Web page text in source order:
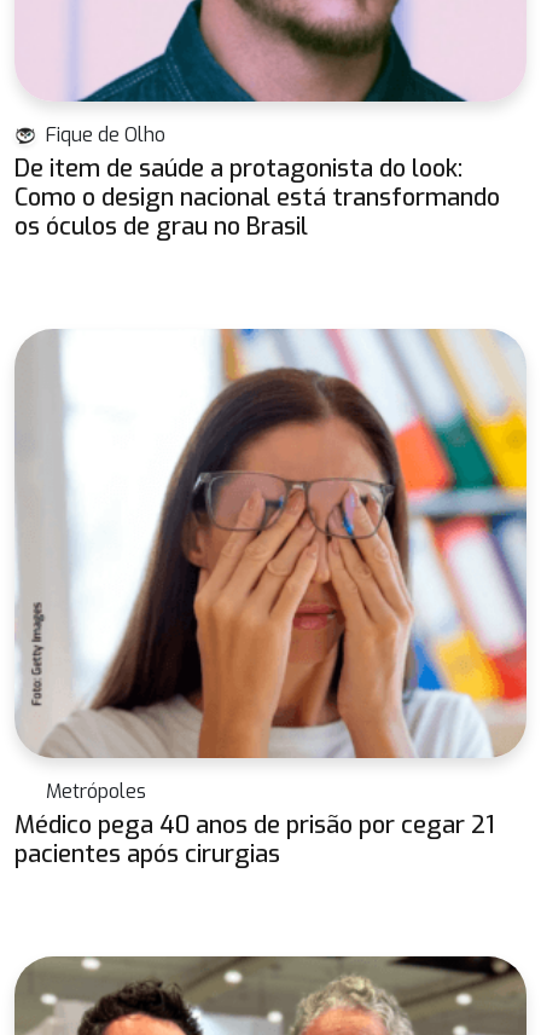
Fique de Olho
De item de saúde a protagonista do look:
Como o design nacional está transformando
os óculos de grau no Brasil
Metrópoles
Médico pega 40 anos de prisão por cegar 21
pacientes após cirurgias